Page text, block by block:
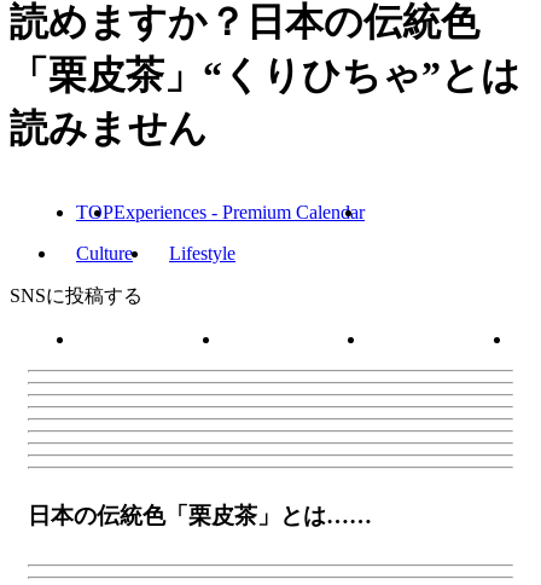
読めますか？日本の伝統色
「栗皮茶」“くりひちゃ”とは
読みません
TOPExperiences - Premium Calendar
Culture
Lifestyle
SNSに投稿する
日本の伝統色「栗皮茶」とは……